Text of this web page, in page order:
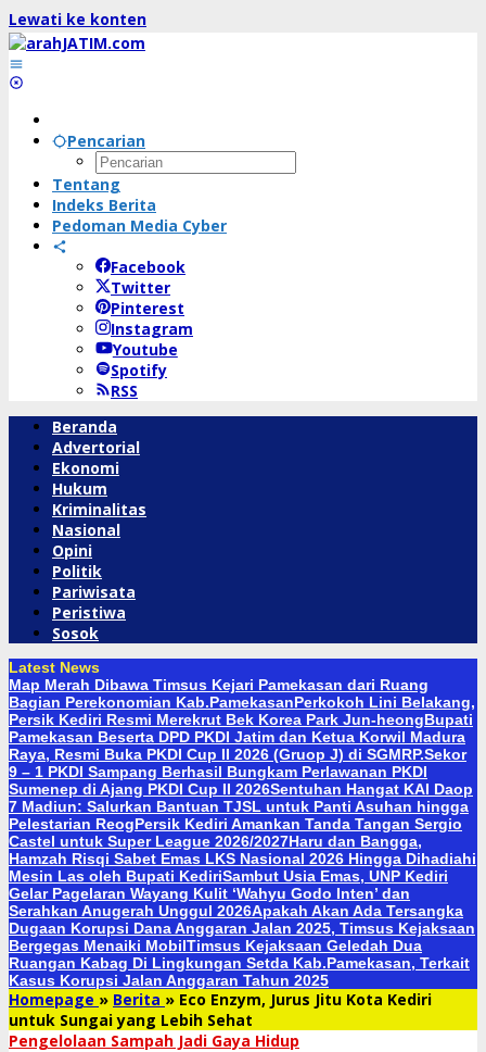
Lewati ke konten
Pencarian
Tentang
Indeks Berita
Pedoman Media Cyber
Facebook
Twitter
Pinterest
Instagram
Youtube
Spotify
RSS
Beranda
Advertorial
Ekonomi
Hukum
Kriminalitas
Nasional
Opini
Politik
Pariwisata
Peristiwa
Sosok
Latest News
Map Merah Dibawa Timsus Kejari Pamekasan dari Ruang
Bagian Perekonomian Kab.PamekasanPerkokoh Lini Belakang,
Persik Kediri Resmi Merekrut Bek Korea Park Jun-heongBupati
Pamekasan Beserta DPD PKDI Jatim dan Ketua Korwil Madura
Raya, Resmi Buka PKDI Cup II 2026 (Gruop J) di SGMRP.Sekor
9 – 1 PKDI Sampang Berhasil Bungkam Perlawanan PKDI
Sumenep di Ajang PKDI Cup II 2026Sentuhan Hangat KAI Daop
7 Madiun: Salurkan Bantuan TJSL untuk Panti Asuhan hingga
Pelestarian ReogPersik Kediri Amankan Tanda Tangan Sergio
Castel untuk Super League 2026/2027Haru dan Bangga,
Hamzah Risqi Sabet Emas LKS Nasional 2026 Hingga Dihadiahi
Mesin Las oleh Bupati KediriSambut Usia Emas, UNP Kediri
Gelar Pagelaran Wayang Kulit ‘Wahyu Godo Inten’ dan
Serahkan Anugerah Unggul 2026Apakah Akan Ada Tersangka
Dugaan Korupsi Dana Anggaran Jalan 2025, Timsus Kejaksaan
Bergegas Menaiki MobilTimsus Kejaksaan Geledah Dua
Ruangan Kabag Di Lingkungan Setda Kab.Pamekasan, Terkait
Kasus Korupsi Jalan Anggaran Tahun 2025
Homepage » Berita » Eco Enzym, Jurus Jitu Kota Kediri
untuk Sungai yang Lebih Sehat
​Pengelolaan Sampah Jadi Gaya Hidup